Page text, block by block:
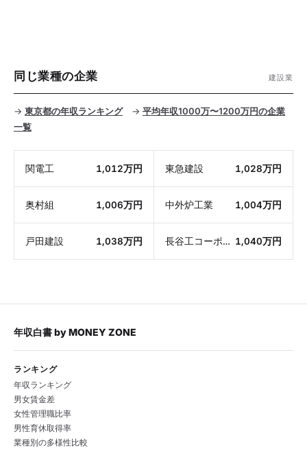
同じ業種の企業 建設業
→ 東京都の年収ランキング→ 平均年収1000万〜1200万円の企業
一覧
関電工 1,012万円 東急建設 1,028万円
奥村組 1,006万円 中外炉工業 1,004万円
戸田建設 1,038万円 長谷工コーポレーション 1,040万円
年収白書byMONEY ZONE
ランキング
年収ランキング
男女賃金差
女性管理職比率
男性育休取得率
業種別の多様性比較